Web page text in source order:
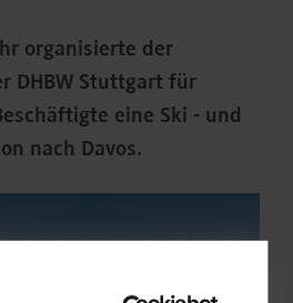
organisierte der
DHBW Stuttgart für
eine Ski - und
nach Davos.